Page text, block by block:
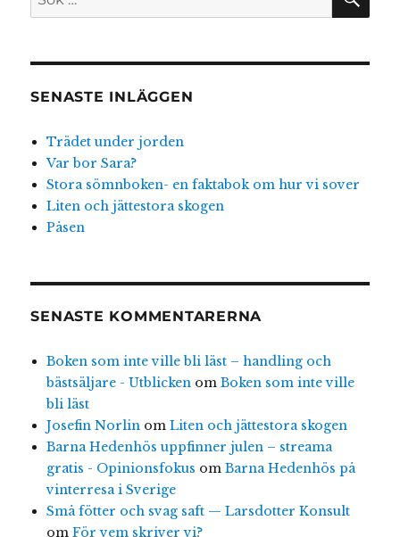
SENASTE INLÄGGEN
Trädet under jorden
Var bor Sara?
Stora sömnboken- en faktabok om hur vi sover
Liten och jättestora skogen
Påsen
SENASTE KOMMENTARERNA
Boken som inte ville bli läst – handling och
bästsäljare - Utblickenom Boken som inte ville
bli läst
Josefin Norlinom Liten och jättestora skogen
Barna Hedenhös uppfinner julen – streama
gratis - Opinionsfokus om Barna Hedenhös på
vinterresa i Sverige
Små fötter och svag saft — Larsdotter Konsult
om För vem skriver vi?